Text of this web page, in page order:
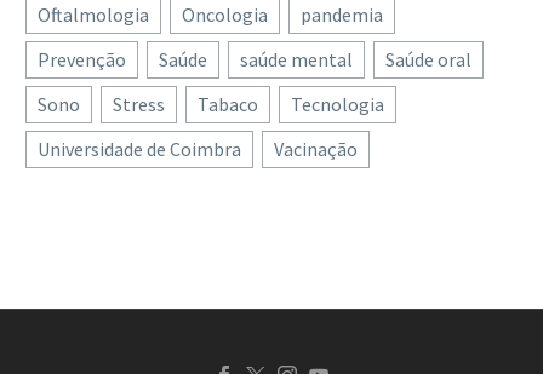
Oftalmologia
Oncologia
pandemia
Prevenção
Saúde saúde mental
Saúde oral
Sono
Stress Tabaco
Tecnologia
Universidade de Coimbra
Vacinação